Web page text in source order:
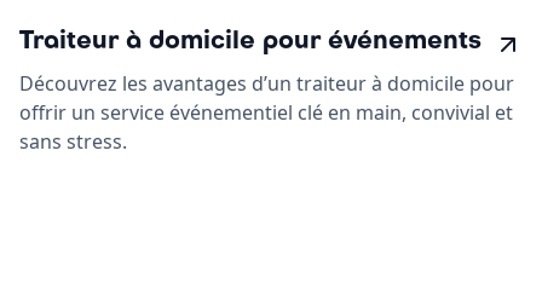
Traiteur à domicile pour événements
Découvrez les avantages d’un traiteur à domicile pour
offrir un service événementiel clé en main, convivial et
sans stress.